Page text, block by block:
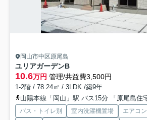
岡山市中区原尾島
ユリアガーデンB
10.6万円 管理/共益費3,500円
1-2階 / 78.24㎡ / 3LDK /築9年
山陽本線「岡山」駅 バス15分 「原尾島住
バス・トイレ別 室内洗濯機置場 エアコン